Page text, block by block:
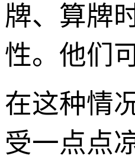
牌、算牌
性。他们
在这种情
受一点点